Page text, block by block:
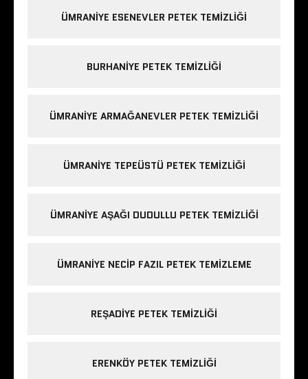
ÜMRANIYE ESENEVLER PETEK TEMIZLIĞI
BURHANIYE PETEK TEMIZLIĞI
ÜMRANIYE ARMAĞANEVLER PETEK TEMIZLIĞI
ÜMRANIYE TEPEÜSTÜ PETEK TEMIZLIĞI
ÜMRANIYE AŞAĞI DUDULLU PETEK TEMIZLIĞI
ÜMRANIYE NECIP FAZIL PETEK TEMIZLEME
REŞADIYE PETEK TEMIZLIĞI
ERENKÖY PETEK TEMIZLIĞI